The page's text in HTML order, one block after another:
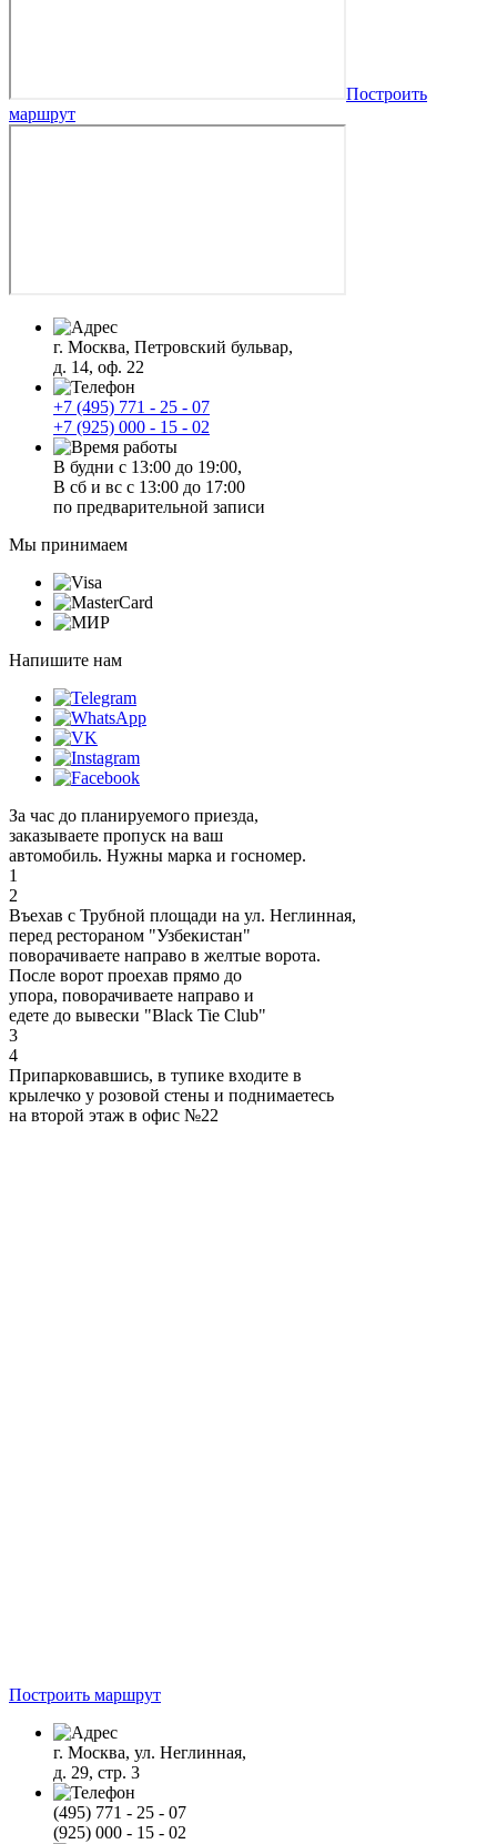
Построить
маршрут
г. Москва, Петровский бульвар,
д. 14, оф. 22
+7 (495) 771 - 25 - 07
+7 (925) 000 - 15 - 02
В будни с 13:00 до 19:00,
В сб и вс с 13:00 до 17:00
по предварительной записи
Мы принимаем
Напишите нам
За час до планируемого приезда,
заказываете пропуск на ваш
автомобиль. Нужны марка и госномер.
1
2
Въехав с Трубной площади на ул. Неглинная,
перед рестораном "Узбекистан"
поворачиваете направо в желтые ворота.
После ворот проехав прямо до
упора, поворачиваете направо и
едете до вывески "Black Tie Club"
3
4
Припарковавшись, в тупике входите в
крылечко у розовой стены и поднимаетесь
на второй этаж в офис №22
Построить маршрут
г. Москва, ул. Неглинная,
д. 29, стр. 3
(495) 771 - 25 - 07
(925) 000 - 15 - 02